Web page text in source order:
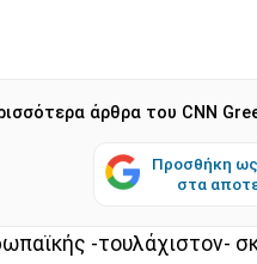
άρθρα του CNN
Προσθήκη
στα
-τουλάχιστον-